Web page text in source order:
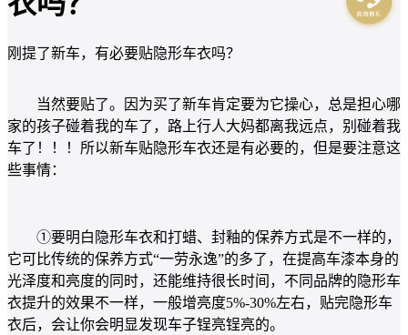
刚提了新车，有必要贴隐形车衣吗？
当然要贴了。因为买了新车肯定要为它操心，总是担心哪
家的孩子碰着我的车了，路上行人大妈都离我远点，别碰着我
车了！！！所以新车贴隐形车衣还是有必要的，但是要注意这
些事情：
①要明白隐形车衣和打蜡、封釉的保养方式是不一样的，
它可比传统的保养方式“一劳永逸”的多了，在提高车漆本身的
光泽度和亮度的同时，还能维持很长时间，不同品牌的隐形车
衣提升的效果不一样，一般增亮度5%-30%左右，贴完隐形车
衣后，会让你会明显发现车子锃亮锃亮的。